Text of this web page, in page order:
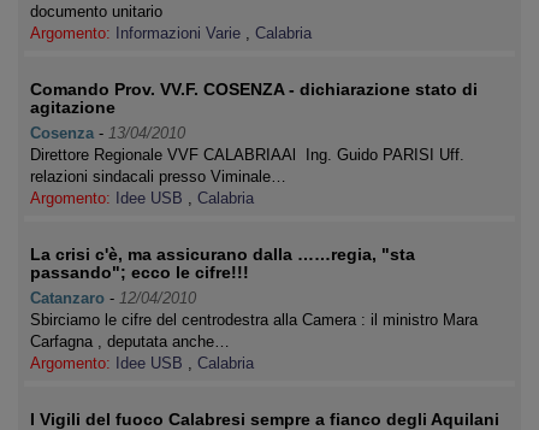
documento unitario
Argomento:
Informazioni Varie , Calabria
Comando Prov. VV.F. COSENZA - dichiarazione stato di
agitazione
Cosenza - 13/04/2010
Direttore Regionale VVF CALABRIAAl Ing. Guido PARISI Uff.
relazioni sindacali presso Viminale…
Argomento: Idee USB , Calabria
La crisi c'è, ma assicurano dalla ……regia, "sta
passando"; ecco le cifre!!!
Catanzaro - 12/04/2010
Sbirciamo le cifre del centrodestra alla Camera : il ministro Mara
Carfagna , deputata anche…
Argomento: Idee USB , Calabria
I Vigili del fuoco Calabresi sempre a fianco degli Aquilani